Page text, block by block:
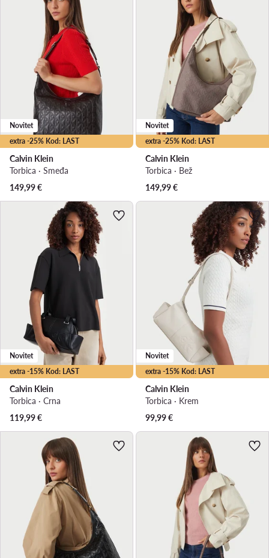
extra -25% Kod: LAST
Novitet
Calvin Klein
Torbica · Smeđa
149,99€
extra -25% Kod: LAST
Novitet
Calvin Klein
Torbica · Bež
149,99€
extra -15% Kod: LAST
Novitet
Calvin Klein
Torbica · Crna
119,99€
extra -15% Kod: LAST
Novitet
Calvin Klein
Torbica · Krem
99,99€